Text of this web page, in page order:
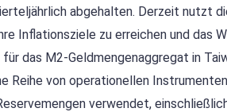
abgehalten. Derzeit nutzt
Inflationsziele zu erreichen und
für das M2-Geldmengenaggregat in
Reihe von operationellen
verwendet,